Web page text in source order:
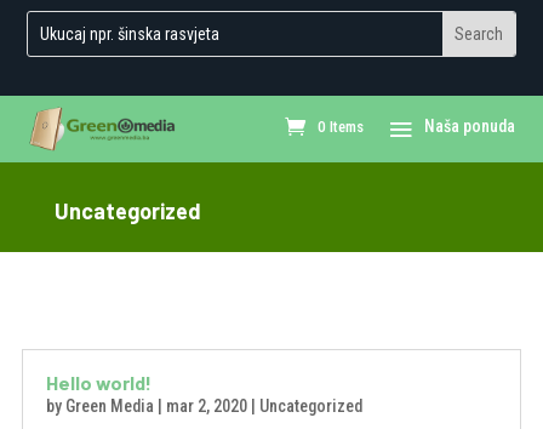
0 Items
Uncategorized
Hello world!
by Green Media mar 2, 2020| Uncategorized